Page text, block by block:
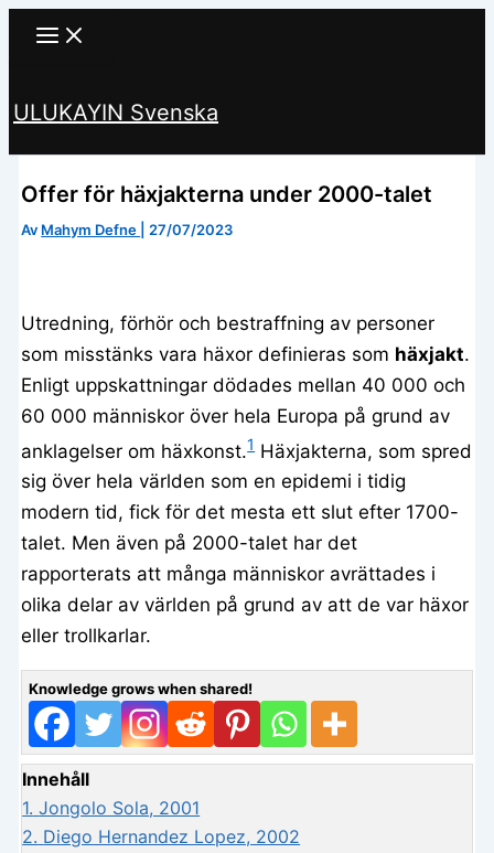
Hoppa
ULUKAYIN Svenska
Offer för häxjakterna under 2000-talet
Av Mahym Defne 27/07/2023
Utredning, förhör och bestraffning av personer
som misstänks vara häxor definieras som häxjakt.
Enligt uppskattningar dödades mellan 40 000 och
60 000 människor över hela Europa på grund av
anklagelser om häxkonst.1Häxjakterna, som spred
sig över hela världen som en epidemi i tidig
modern tid, fick för det mesta ett slut efter 1700-
talet. Men även på 2000-talet har det
rapporterats att många människor avrättades i
olika delar av världen på grund av att de var häxor
eller trollkarlar.
Knowledge grows when shared!
Innehåll
1. Jongolo Sola, 2001
2. Diego Hernandez Lopez, 2002